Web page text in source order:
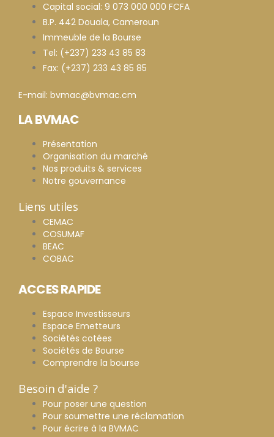
Capital social: 9 073 000 000 FCFA
B.P. 442 Douala, Cameroun
Immeuble de la Bourse
Tel: (+237) 233 43 85 83
Fax: (+237) 233 43 85 85
E-mail: bvmac@bvmac.cm
LA BVMAC
Présentation
Organisation du marché
Nos produits & services
Notre gouvernance
Liens utiles
CEMAC
COSUMAF
BEAC
COBAC
ACCES RAPIDE
Espace Investisseurs
Espace Emetteurs
Sociétés cotées
Sociétés de Bourse
Comprendre la bourse
Besoin d'aide ?
Pour poser une question
Pour soumettre une réclamation
Pour écrire à la BVMAC